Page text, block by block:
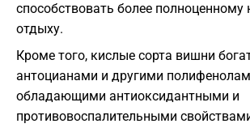
способствовать более полноценному
отдыху.
Кроме того, кислые сорта вишни
антоцианами и другими
обладающими антиоксидантными и
противовоспалительными